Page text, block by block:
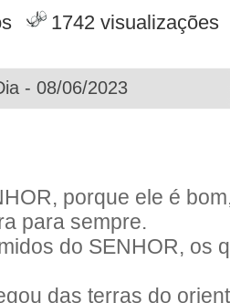
1742 visualizações
- 08/06/2023
porque ele é
para sempre.
do SENHOR, os
das terras do